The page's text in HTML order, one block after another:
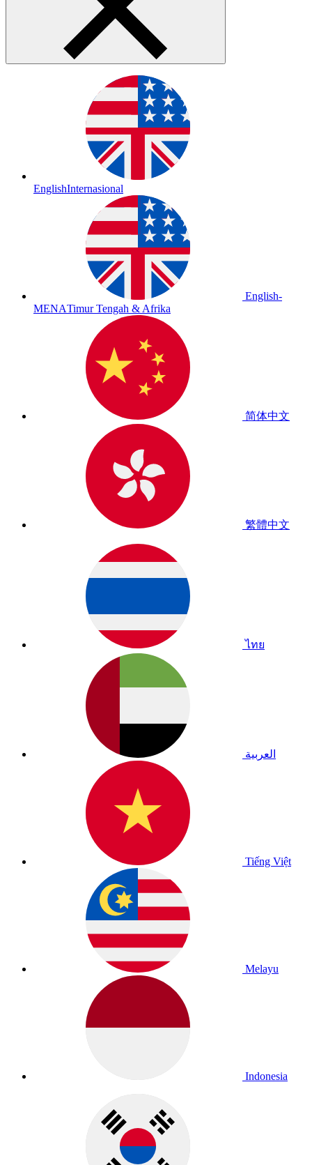
EnglishInternasional
English-
MENATimur Tengah & Afrika
简体中文
繁體中文
ไทย
العربية
Tiếng Việt
Melayu
Indonesia